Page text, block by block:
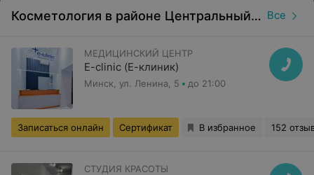
Косметология в районе Центральный в Минске Все
МЕДИЦИНСКИЙ ЦЕНТР
E-clinic (Е-клиник)
Минск, ул. Ленина, 5 до 21:00
Записаться онлайн Сертификат В избранное 152
СТУДИЯ КРАСОТЫ